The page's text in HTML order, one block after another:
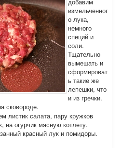
измельченног
о лука,
немного
специй и
соли.
Тщательно
вымешать и
сформироват
ь такие же
лепешки, что
и из гречки.
сковороде.
листик салата, пару кружков
на огурчик мясную котлету.
красный лук и помидоры.